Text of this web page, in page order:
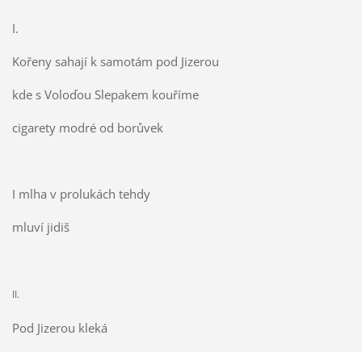
I.
Kořeny sahají k samotám pod Jizerou
kde s Voloďou Slepakem kouříme
cigarety modré od borůvek
I mlha v prolukách tehdy
mluví jidiš
II.
Pod Jizerou kleká